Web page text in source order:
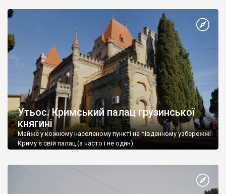
Утьос. Кримський палац грузинської
княгині
Майже у кожному населеному пункті на південному узбережжі
Криму є свій палац (а часто і не один).